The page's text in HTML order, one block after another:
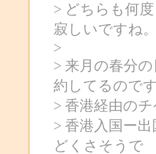
> どちらも何
寂しいですね。
>
> 来月の春分
約してるのです
> 香港経由の
> 香港入国ー
どくさそうで